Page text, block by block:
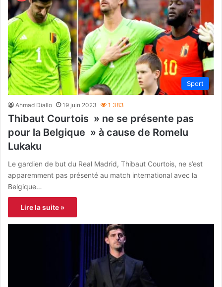
Sport
Ahmad Diallo 19 juin 2023 1 383
Thibaut Courtois » ne se présente pas
pour la Belgique » à cause de Romelu
Lukaku
Le gardien de but du Real Madrid, Thibaut Courtois, ne s’est
apparemment pas présenté au match international avec la
Belgique…
Lire la suite »